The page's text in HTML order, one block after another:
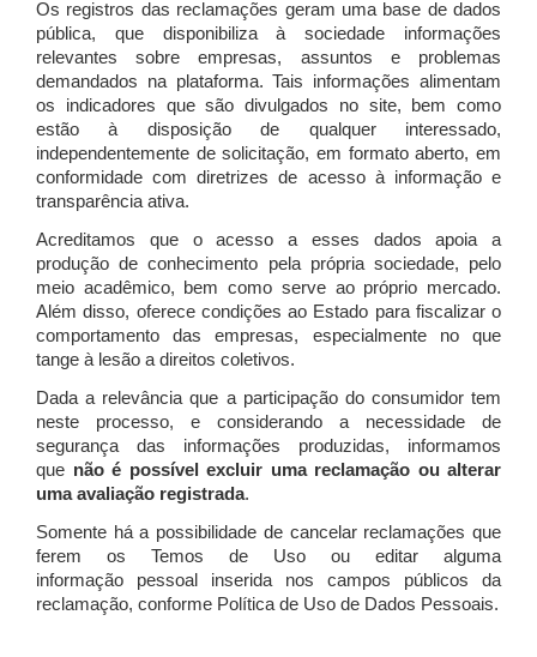
Os registros das reclamações geram uma base de dados
pública, que disponibiliza à sociedade informações
relevantes sobre empresas, assuntos e problemas
demandados na plataforma. Tais informações alimentam
os indicadores que são divulgados no site, bem como
estão à disposição de qualquer interessado,
independentemente de solicitação, em formato aberto, em
conformidade com diretrizes de acesso à informação e
transparência ativa.
Acreditamos que o acesso a esses dados apoia a
produção de conhecimento pela própria sociedade, pelo
meio acadêmico, bem como serve ao próprio mercado.
Além disso, oferece condições ao Estado para fiscalizar o
comportamento das empresas, especialmente no que
tange à lesão a direitos coletivos.
Dada a relevância que a participação do consumidor tem
neste processo, e considerando a necessidade de
segurança das informações produzidas, informamos
que não é possível excluir uma reclamação ou alterar
uma avaliação registrada.
Somente há a possibilidade de cancelar reclamações que
ferem os Temos de Uso ou editar alguma
informação pessoal inserida nos campos públicos da
reclamação, conforme Política de Uso de Dados Pessoais.